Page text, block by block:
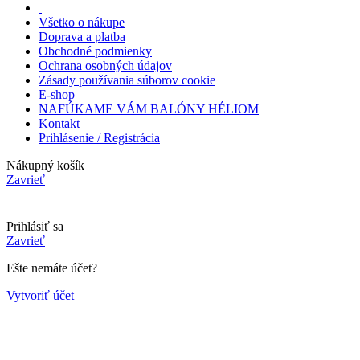
Všetko o nákupe
Doprava a platba
Obchodné podmienky
Ochrana osobných údajov
Zásady používania súborov cookie
E-shop
NAFÚKAME VÁM BALÓNY HÉLIOM
Kontakt
Prihlásenie / Registrácia
Nákupný košík
Zavrieť
Prihlásiť sa
Zavrieť
Ešte nemáte účet?
Vytvoriť účet